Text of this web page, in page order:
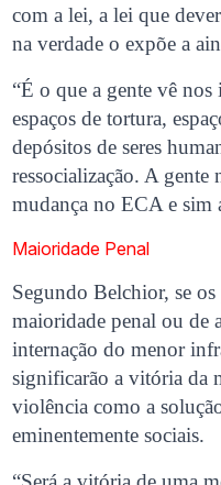
com a lei, a lei que
na verdade o expõe a
“É o que a gente vê nos
espaços de tortura,
depósitos de seres
ressocialização. A gente
mudança no ECA e sim
Maioridade Penal
Segundo Belchior, se
maioridade penal ou de
internação do menor
significarão a vitória da
violência como a
eminentemente sociais.